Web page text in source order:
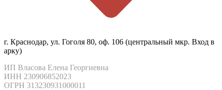
г. Краснодар, ул. Гоголя 80, оф. 106 (центральный мкр. Вход в
арку)
ИП Власова Елена Георгиевна
ИНН 230906852023
ОГРН 313230931000011